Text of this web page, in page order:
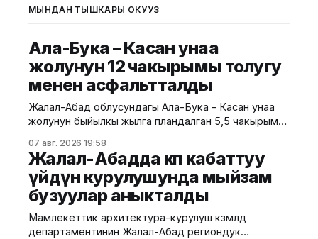
МЫНДАН ТЫШКАРЫ ОКУҢУЗ
Ала-Бука – Касан унаа
жолунун 12 чакырымы толугу
менен асфальтталды
Жалал-Абад облусундагы Ала-Бука – Касан унаа
жолунун быйылкы жылга пландалган 5,5 чакырым
аяктады. Транспорт жана коммуникациялар
министрлигинин маалыматына ылайык, жол куруу
иштери №17 Жол эксплуатациялоо мекемеси
тарабынан белгиленген графикке ылайык,
курулуштун сапат талаптарын сактоо менен
жүргүзүлдү. Аталган жолдун жалпы 12 чакырымына
07 авг. 2026 19:58
Жалал-Абадда көп кабаттуу
үйдүн курулушунда мыйзам
бузуулар аныкталды
Мамлекеттик архитектура-курулуш көзөмөлдөө
департаментинин Жалал-Абад региондук